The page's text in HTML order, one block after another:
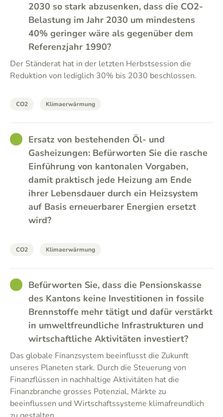
2030 so stark abzusenken, dass die CO2-
Belastung im Jahr 2030 um mindestens
40% geringer wäre als gegenüber dem
Referenzjahr 1990?
Der Ständerat hat in der letzten Herbstsession die
Reduktion von lediglich 30% bis 2030 beschlossen.
CO2 Klimaerwärmung
GOODErsatz von bestehenden Öl- und
Gasheizungen: Befürworten Sie die rasche
Einführung von kantonalen Vorgaben,
damit praktisch jede Heizung am Ende
ihrer Lebensdauer durch ein Heizsystem
auf Basis erneuerbarer Energien ersetzt
wird?
CO2 Klimaerwärmung
GOODBefürworten Sie, dass die Pensionskasse
des Kantons keine Investitionen in fossile
Brennstoffe mehr tätigt und dafür verstärkt
in umweltfreundliche Infrastrukturen und
wirtschaftliche Aktivitäten investiert?
Das globale Finanzsystem beeinflusst die Zukunft
unseres Planeten stark. Durch die Steuerung von
Finanzflüssen in nachhaltige Aktivitäten hat die
Finanzbranche grosses Potenzial, Märkte zu
beeinflussen und Wirtschaftssysteme klimafreundlich